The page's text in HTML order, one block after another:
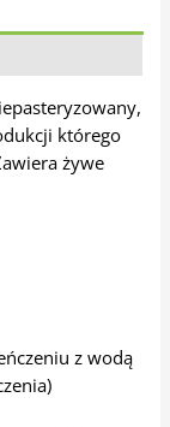
którego
żywe
z wodą